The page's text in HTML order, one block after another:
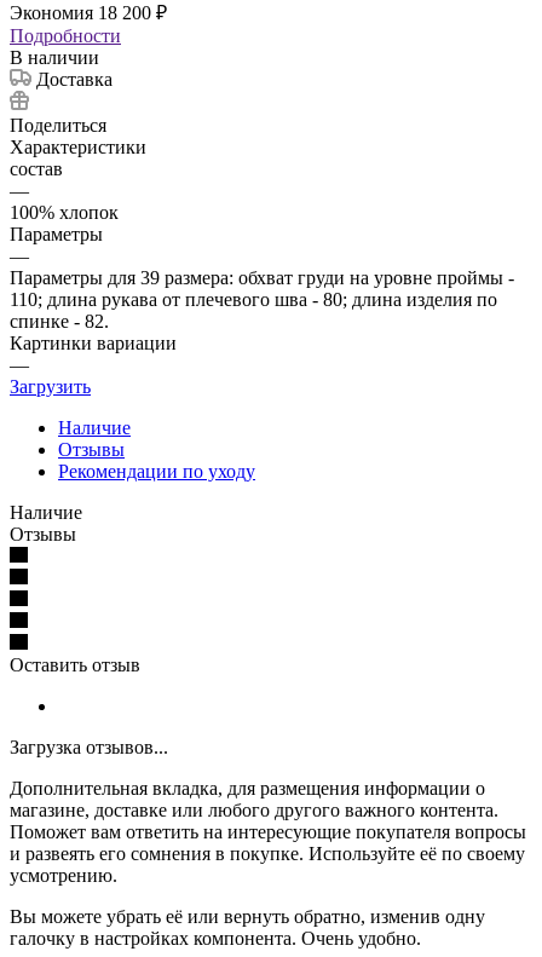
Экономия 18 200 ₽
Подробности
В наличии
Доставка
Поделиться
Характеристики
состав
—
100% хлопок
Параметры
—
Параметры для 39 размера: обхват груди на уровне проймы -
110; длина рукава от плечевого шва - 80; длина изделия по
спинке - 82.
Картинки вариации
—
Загрузить
Наличие
Отзывы
Рекомендации по уходу
Наличие
Отзывы
Оставить отзыв
Загрузка отзывов...
Дополнительная вкладка, для размещения информации о
магазине, доставке или любого другого важного контента.
Поможет вам ответить на интересующие покупателя вопросы
и развеять его сомнения в покупке. Используйте её по своему
усмотрению.
Вы можете убрать её или вернуть обратно, изменив одну
галочку в настройках компонента. Очень удобно.